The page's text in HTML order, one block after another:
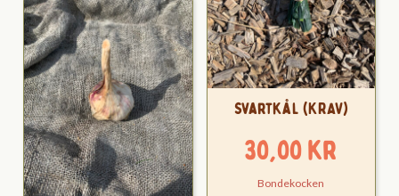
Svartkål (KRAV)
30,00kr
Bondekocken